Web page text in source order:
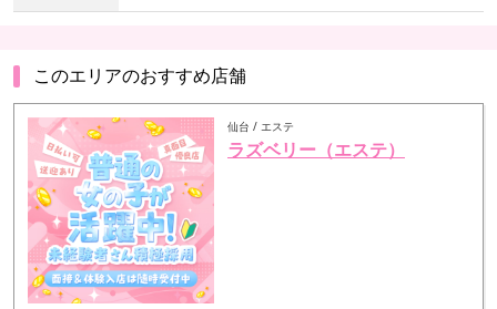
このエリアのおすすめ店舗
仙台 / エステ
ラズベリー（エステ）